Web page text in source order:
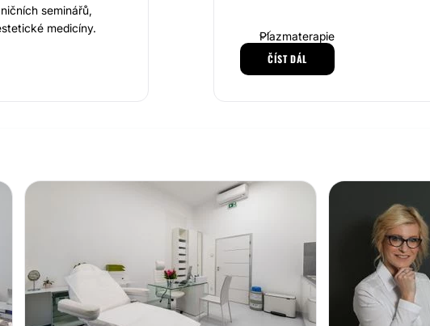
seminářů,
medicíny.
použití
Od roku 2023
individuálně.
profesionál v celé
komplikace.
medicínské
nejdůležitější
které vytváří
Na kůži lze poznat
Plazmaterapie
Injekční výplně
KOSMETICKÁ OŠETŘENÍ
Odstranění strií
ČÍST DÁL